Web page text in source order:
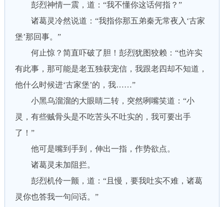
彭烈神情一震，道：“我不懂你这话何指？”
诸葛灵冷然说道：“我指你那五弟秦无常夜入‘古家
堡’那回事。”
何止惊？简直吓破了胆！彭烈犹图狡赖：“也许实
有此事，那可能是老五独获宠信，我跟老四却不知道，
他什么时候进‘古家堡’的，我……”
小黑乌溜溜的大眼睛二转，突然咧嘴笑道：“小
灵，有些贼骨头是不吃苦头不吐实的，我可要出手
了！”
他可是嘴到手到，伸出一指，作势欲点。
诸葛灵未加阻拦。
彭烈机伶一颤，道：“且慢，要我吐实不难，诸葛
灵你也答我一句问话。”